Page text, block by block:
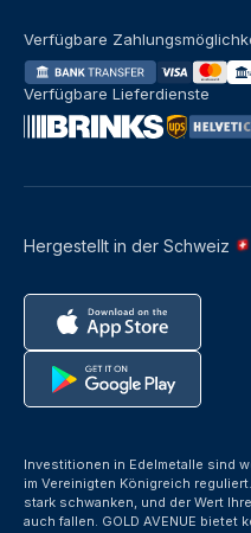
Hergestellt in der Schweiz
Verfügbare
Verfügbare Lieferdienste
Investitionen in Edelmetalle sind
im Vereinigten Königreich
stark schwanken, und der Wert
auch fallen. GOLD AVENUE bietet